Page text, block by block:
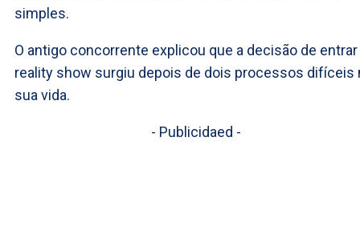
simples.
O antigo concorrente explicou que a decisão de
reality show surgiu depois de dois processos difíceis
sua vida.
- Publicidaed -